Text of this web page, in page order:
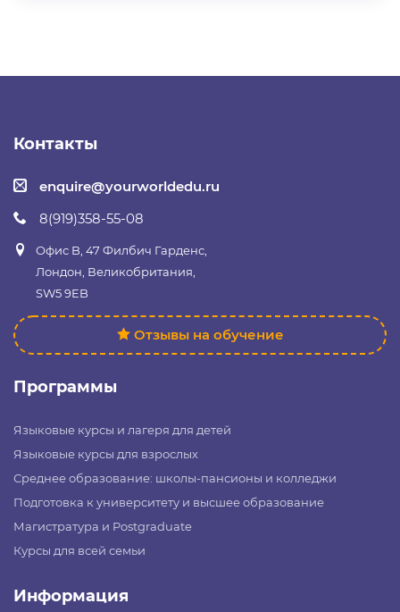
Контакты
enquire@yourworldedu.ru
8(919)358-55-08
Офис B, 47 Филбич Гарденс,
Лондон, Великобритания,
SW5 9EB
Отзывы на обучение
Программы
Языковые курсы и лагеря для детей
Языковые курсы для взрослых
Среднее образование: школы-пансионы и колледжи
Подготовка к университету и высшее образование
Магистратура и Postgraduate
Курсы для всей семьи
Информация